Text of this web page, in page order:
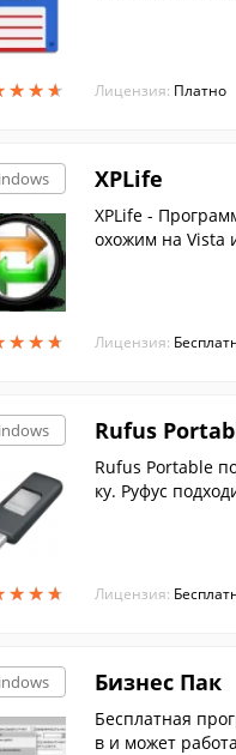
★★★
★★★ Лицензия: Платно
★★★
★★★
XPLife
XPLife -
охожим на Vista
Лицензия:
★★★
★★★
Rufus
Rufus Portable
ку. Руфус
Лицензия:
Бизнес Пак
Бесплатная
в и может